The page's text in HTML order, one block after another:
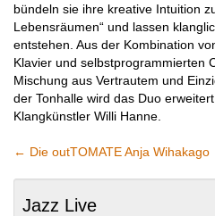
bündeln sie ihre kreative Intuition
Lebensräumen“ und lassen
entstehen. Aus der Kombination
Klavier und selbstprogrammierten
Mischung aus Vertrautem und
der Tonhalle wird das Duo
Klangkünstler Willi Hanne.
← Die outTOMATE Anja Wihakago
Jazz Live